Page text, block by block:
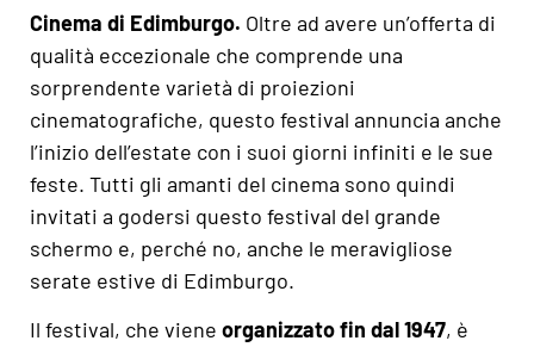
Cinema di Edimburgo. Oltre ad avere un’offerta di
qualità eccezionale che comprende una
sorprendente varietà di proiezioni
cinematografiche, questo festival annuncia anche
l’inizio dell’estate con i suoi giorni infiniti e le sue
feste. Tutti gli amanti del cinema sono quindi
invitati a godersi questo festival del grande
schermo e, perché no, anche le meravigliose
serate estive di Edimburgo.
Il festival, che viene organizzato fin dal 1947, è